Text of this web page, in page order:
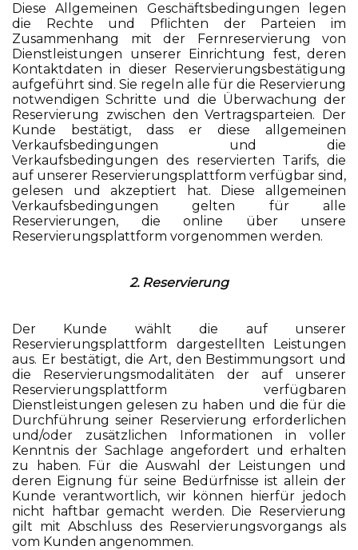
Diese Allgemeinen Geschäftsbedingungen legen
die Rechte und Pflichten der Parteien im
Zusammenhang mit der Fernreservierung von
Dienstleistungen unserer Einrichtung fest, deren
Kontaktdaten in dieser Reservierungsbestätigung
aufgeführt sind. Sie regeln alle für die Reservierung
notwendigen Schritte und die Überwachung der
Reservierung zwischen den Vertragsparteien. Der
Kunde bestätigt, dass er diese allgemeinen
Verkaufsbedingungen und die
Verkaufsbedingungen des reservierten Tarifs, die
auf unserer Reservierungsplattform verfügbar sind,
gelesen und akzeptiert hat. Diese allgemeinen
Verkaufsbedingungen gelten für alle
Reservierungen, die online über unsere
Reservierungsplattform vorgenommen werden.
2. Reservierung
Der Kunde wählt die auf unserer
Reservierungsplattform dargestellten Leistungen
aus. Er bestätigt, die Art, den Bestimmungsort und
die Reservierungsmodalitäten der auf unserer
Reservierungsplattform verfügbaren
Dienstleistungen gelesen zu haben und die für die
Durchführung seiner Reservierung erforderlichen
und/oder zusätzlichen Informationen in voller
Kenntnis der Sachlage angefordert und erhalten
zu haben. Für die Auswahl der Leistungen und
deren Eignung für seine Bedürfnisse ist allein der
Kunde verantwortlich, wir können hierfür jedoch
nicht haftbar gemacht werden. Die Reservierung
gilt mit Abschluss des Reservierungsvorgangs als
vom Kunden angenommen.